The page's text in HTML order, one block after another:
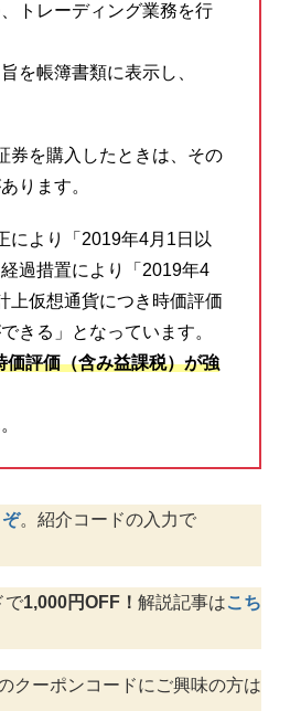
トレーディング業務を行
を帳簿書類に表示し、
券を購入したときは、その
ります。
により「2019年4月1日以
過措置により「2019年4
上仮想通貨につき時価評価
きる」となっています。
評価（含み益課税）が強
。紹介コードの入力で
で1,000円OFF！ 解説記事はこち
クーポンコードにご興味の方は